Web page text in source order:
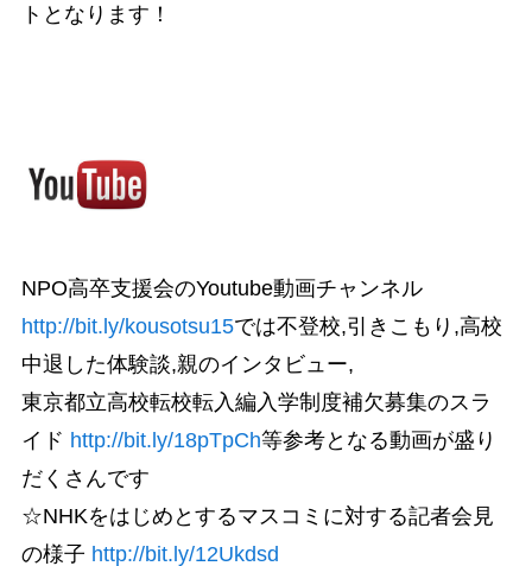
トとなります！
NPO高卒支援会のYoutube動画チャンネル
http://bit.ly/kousotsu15では不登校,引きこもり,高校
中退した体験談,親のインタビュー,
東京都立高校転校転入編入学制度補欠募集のスラ
イド http://bit.ly/18pTpCh等参考となる動画が盛り
だくさんです
☆NHKをはじめとするマスコミに対する記者会見
の様子 http://bit.ly/12Ukdsd